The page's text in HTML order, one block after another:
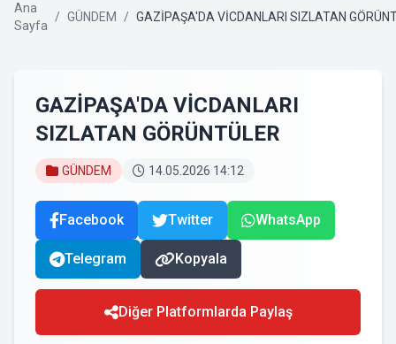
Ana
Sayfa
/ GÜNDEM / GAZİPAŞA'DA VİCDANLARI SIZLATAN
GAZİPAŞA'DA VİCDANLARI
SIZLATAN GÖRÜNTÜLER
GÜNDEM 14.05.2026 14:12
Facebook Twitter WhatsApp
Telegram Kopyala
Diğer Platformlarda Paylaş